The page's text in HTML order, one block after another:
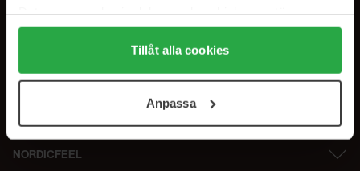
Genom att trycka på "Tillåt alla cookies" accepterar du
alla cookies, medan du under "Detaljer" kan anpassa
användningen av cookies. Du kan när som helst återkalla
samt vår Integritetspolicy.
Tillåt alla cookies
Anpassa
NORDICFEEL